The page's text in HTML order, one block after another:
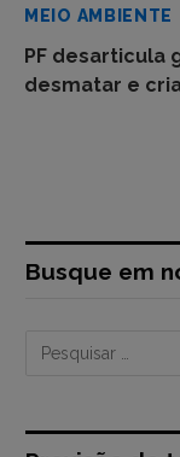
MEIO AMBIENTE
PF desarticula
desmatar e
Busque em